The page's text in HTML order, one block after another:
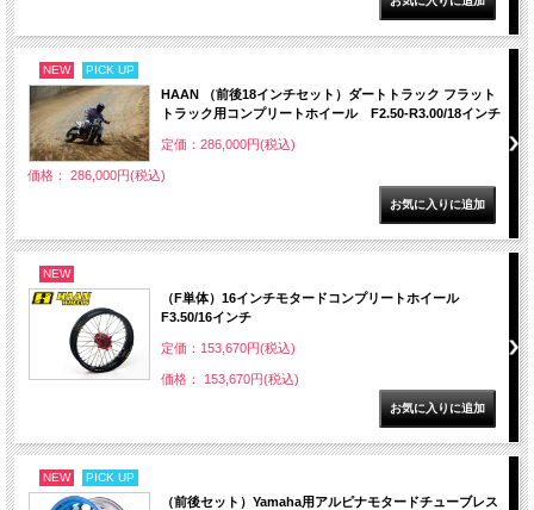
NEW PICK UP
HAAN （前後18インチセット）ダートトラック フラット
トラック用コンプリートホイール F2.50-R3.00/18インチ
定価：286,000円(税込)
価格： 286,000円(税込)
NEW
（F単体）16インチモタードコンプリートホイール
F3.50/16インチ
定価：153,670円(税込)
価格： 153,670円(税込)
NEW PICK UP
（前後セット）Yamaha用アルピナモタードチューブレス